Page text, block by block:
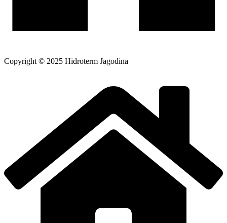
Copyright © 2025 Hidroterm Jagodina